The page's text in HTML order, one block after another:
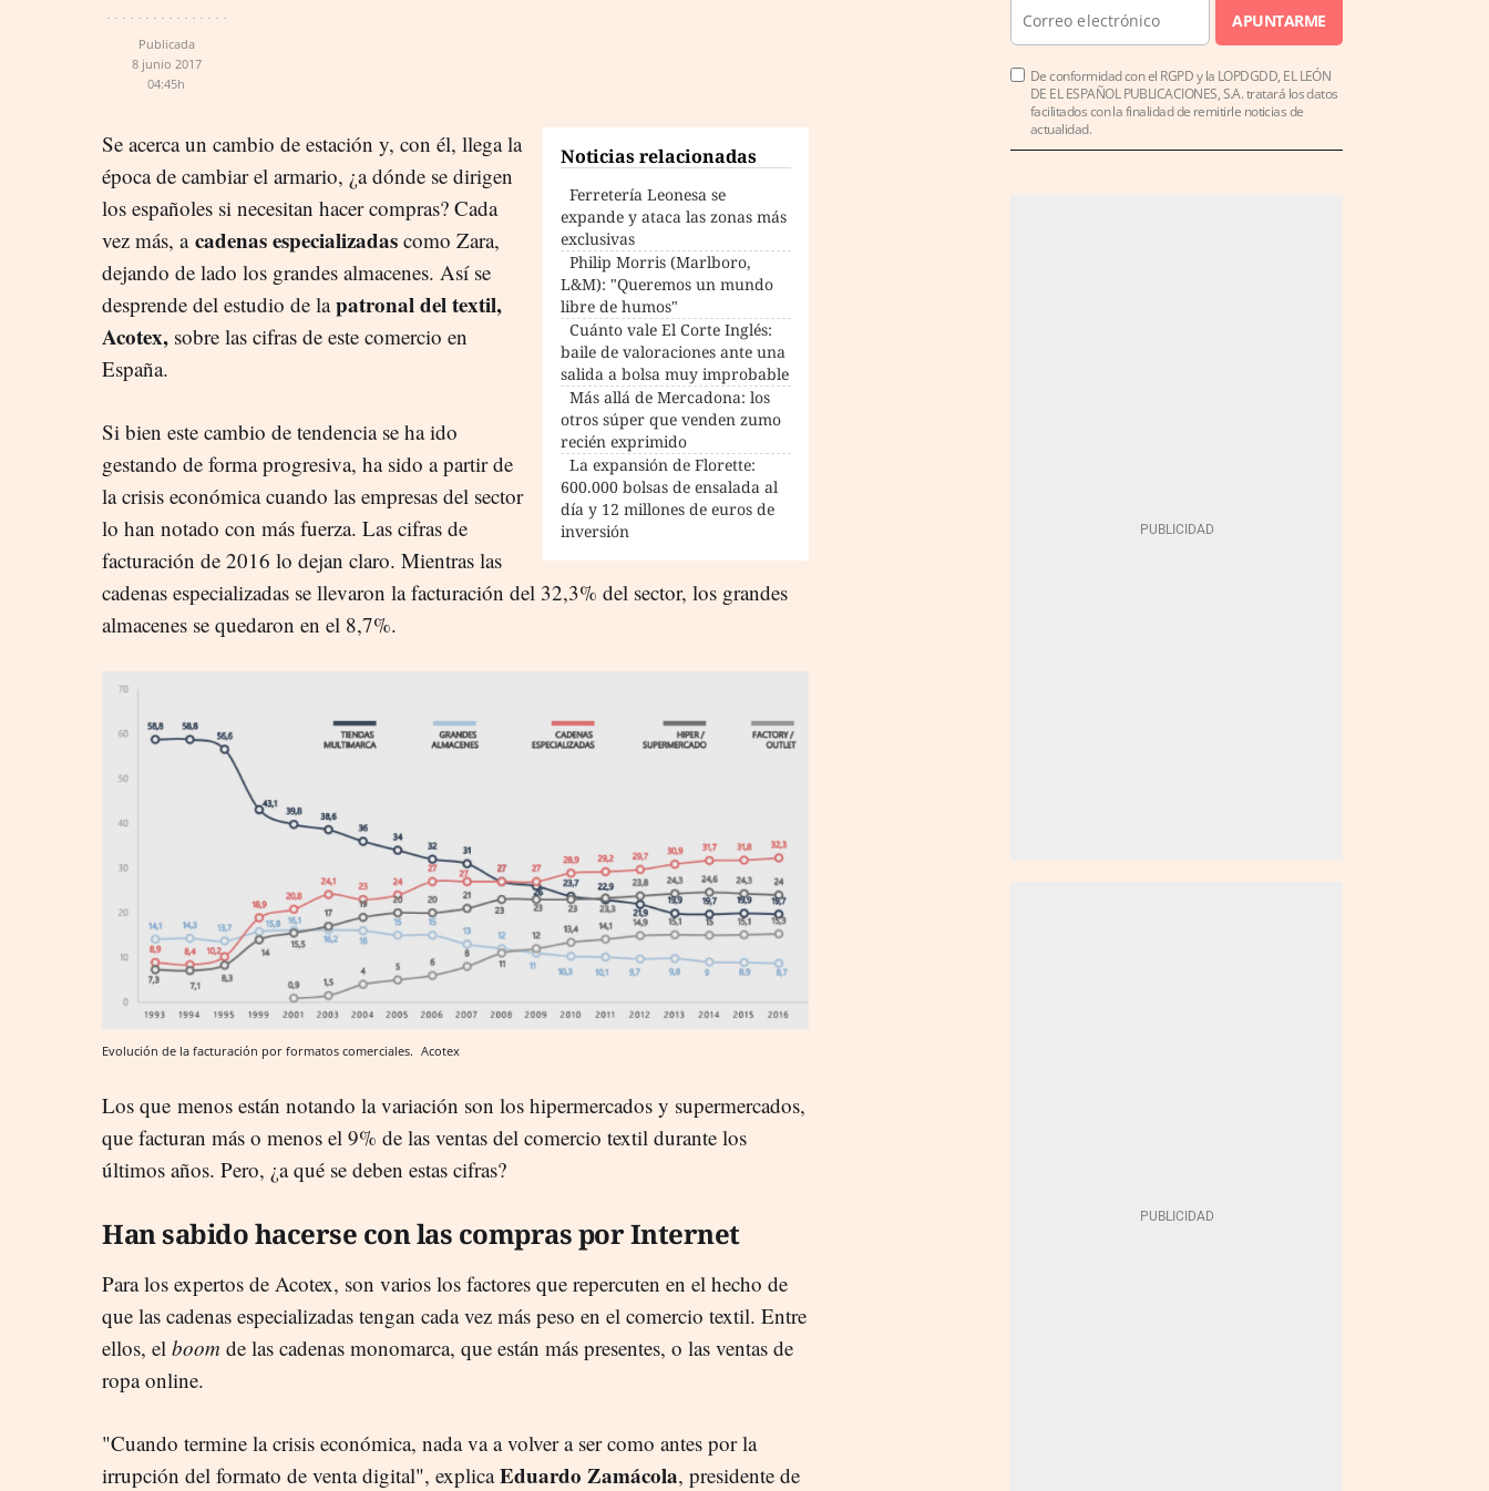
Publicada
8 junio 2017
04:45h
Noticias relacionadas
Ferretería Leonesa se
expande y ataca las zonas más
exclusivas
Philip Morris (Marlboro,
L&M): "Queremos un mundo
libre de humos"
Cuánto vale El Corte Inglés:
baile de valoraciones ante una
salida a bolsa muy improbable
Más allá de Mercadona: los
otros súper que venden zumo
recién exprimido
La expansión de Florette:
600.000 bolsas de ensalada al
día y 12 millones de euros de
inversión
Se acerca un cambio de estación y, con él, llega la
época de cambiar el armario, ¿a dónde se dirigen
los españoles si necesitan hacer compras? Cada
vez más, a cadenas especializadas como Zara,
dejando de lado los grandes almacenes. Así se
desprende del estudio de lapatronal del textil,
Acotex, sobre las cifras de este comercio en
España.
Si bien este cambio de tendencia se ha ido
gestando de forma progresiva, ha sido a partir de
la crisis económica cuando las empresas del sector
lo han notado con más fuerza. Las cifras de
facturación de 2016 lo dejan claro. Mientras las
cadenas especializadas se llevaron la facturación del 32,3% del sector, los grandes
almacenes se quedaron en el 8,7%.
Evolución de la facturación por formatos comerciales. Acotex
Los que menos están notando la variación son los hipermercados y supermercados,
que facturan más o menos el 9% de las ventas del comercio textil durante los
últimos años. Pero, ¿a qué se deben estas cifras?
Han sabido hacerse con las compras por Internet
Para los expertos de Acotex, son varios los factores que repercuten en el hecho de
que las cadenas especializadas tengan cada vez más peso en el comercio textil. Entre
ellos, el boom de las cadenas monomarca, que están más presentes, o las ventas de
ropa online.
"Cuando termine la crisis económica, nada va a volver a ser como antes por la
irrupción del formato de venta digital", explicaEduardo Zamácola, presidente de
APUNTARME
De conformidad con el RGPD y la LOPDGDD, EL LEÓN
DE EL ESPAÑOL PUBLICACIONES, S.A. tratará los datos
facilitados con la finalidad de remitirle noticias de
actualidad.